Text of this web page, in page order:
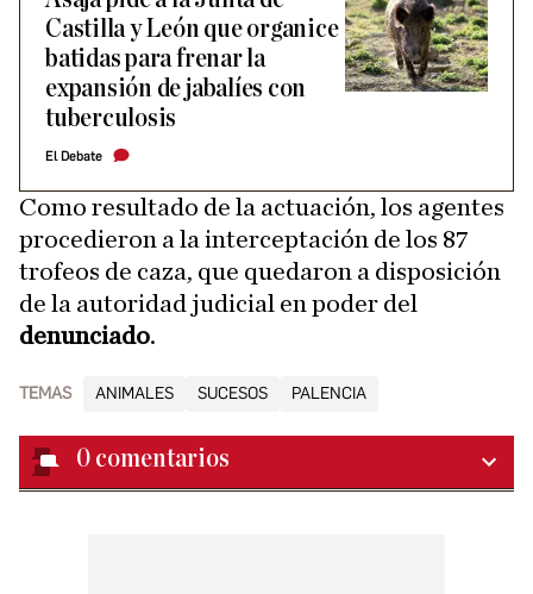
Castilla y León que organice
batidas para frenar la
expansión de jabalíes con
tuberculosis
El Debate
Como resultado de la actuación, los agentes
procedieron a la interceptación de los 87
trofeos de caza, que quedaron a disposición
de la autoridad judicial en poder del
denunciado.
TEMAS ANIMALES SUCESOS PALENCIA
0 comentarios